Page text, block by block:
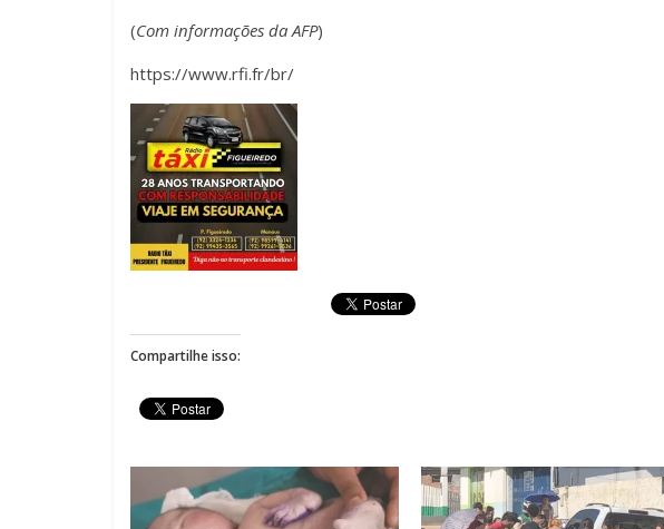
(Com informações da AFP)
https://www.rfi.fr/br/
Compartilhe isso: